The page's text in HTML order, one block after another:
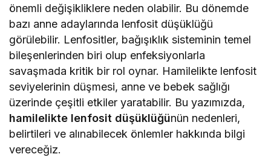
önemli değişikliklere neden olabilir. Bu dönemde
bazı anne adaylarında lenfosit düşüklüğü
görülebilir. Lenfositler, bağışıklık sisteminin temel
bileşenlerinden biri olup enfeksiyonlarla
savaşmada kritik bir rol oynar. Hamilelikte lenfosit
seviyelerinin düşmesi, anne ve bebek sağlığı
üzerinde çeşitli etkiler yaratabilir. Bu yazımızda,
hamilelikte lenfosit düşüklüğünün nedenleri,
belirtileri ve alınabilecek önlemler hakkında bilgi
vereceğiz.